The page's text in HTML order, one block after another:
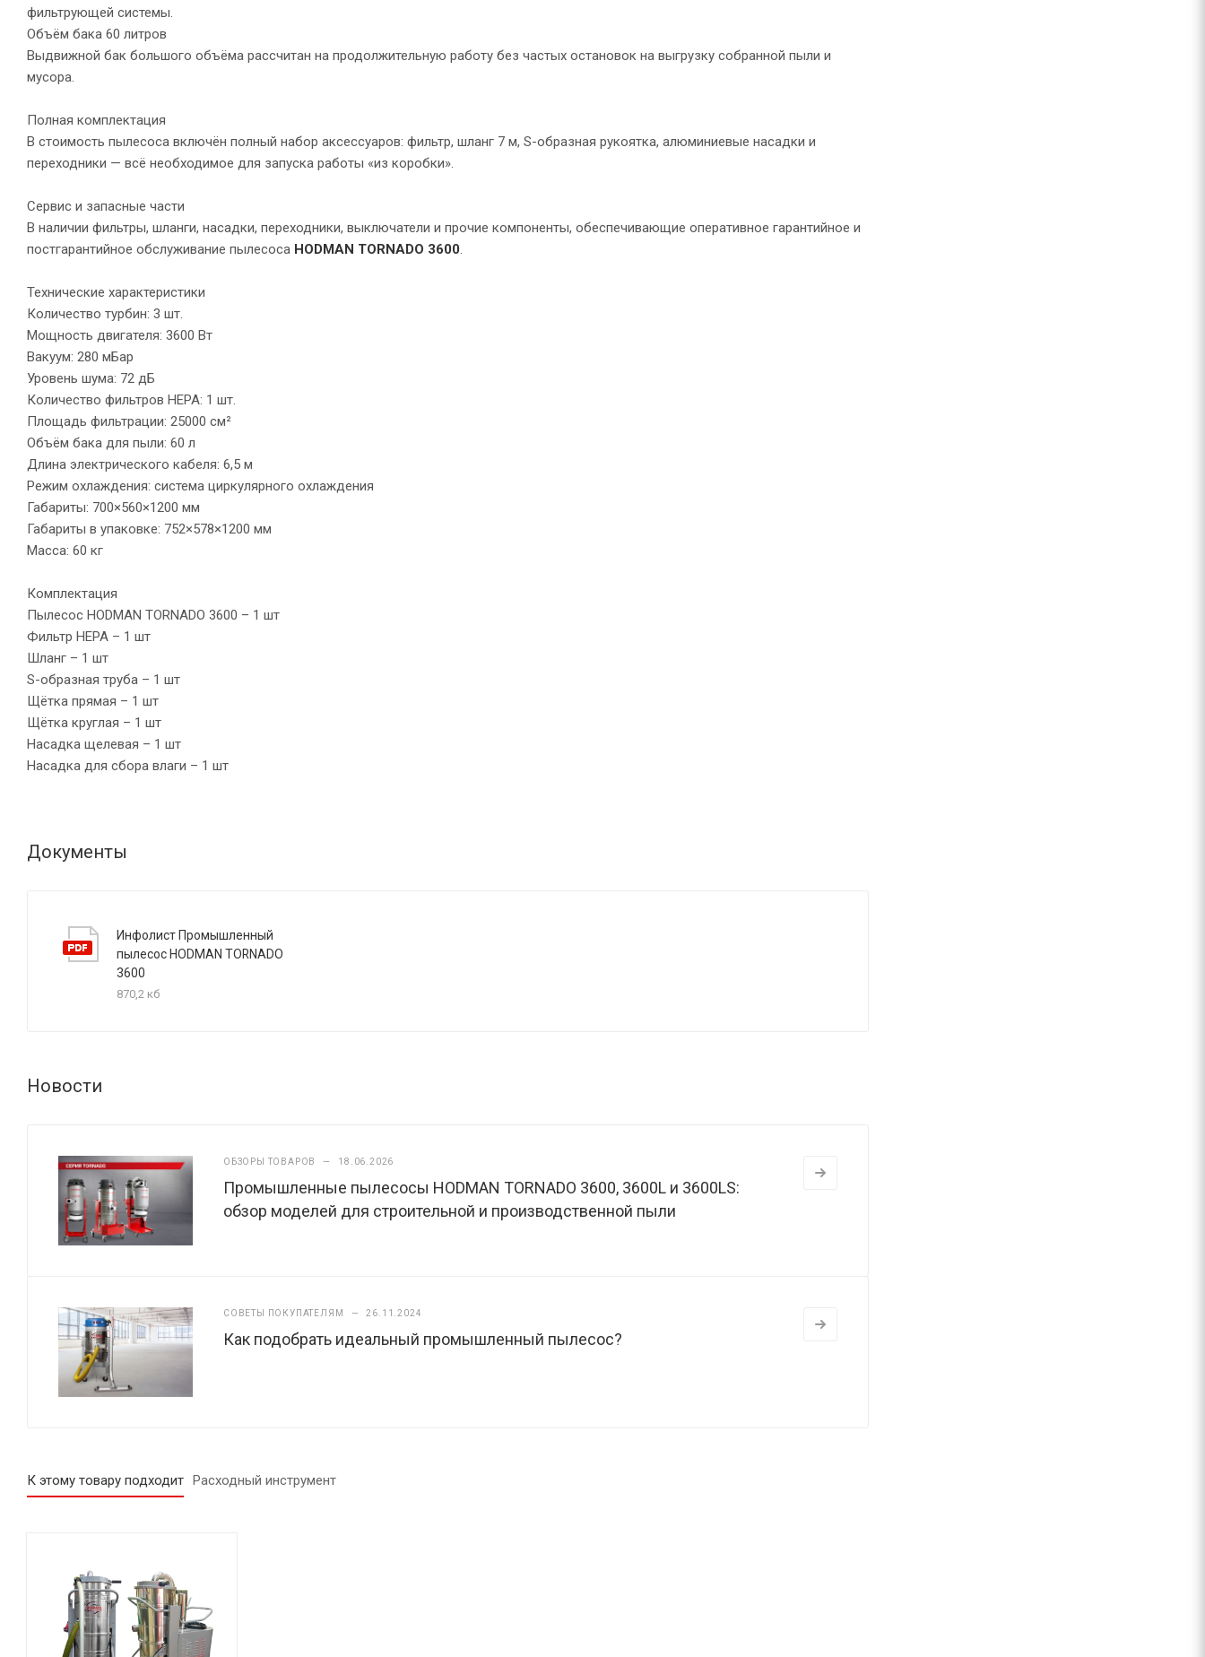
фильтрующей системы.
Объём бака 60 литров
Выдвижной бак большого объёма рассчитан на продолжительную работу без частых остановок на выгрузку собранной пыли и
мусора.
Полная комплектация
В стоимость пылесоса включён полный набор аксессуаров: фильтр, шланг 7 м, S-образная рукоятка, алюминиевые насадки и
переходники — всё необходимое для запуска работы «из коробки».
Сервис и запасные части
В наличии фильтры, шланги, насадки, переходники, выключатели и прочие компоненты, обеспечивающие оперативное гарантийное и
постгарантийное обслуживание пылесоса HODMAN TORNADO 3600.
Технические характеристики
Количество турбин: 3 шт.
Мощность двигателя: 3600 Вт
Вакуум: 280 мБар
Уровень шума: 72 дБ
Количество фильтров HEPA: 1 шт.
Площадь фильтрации: 25000 см²
Объём бака для пыли: 60 л
Длина электрического кабеля: 6,5 м
Режим охлаждения: система циркулярного охлаждения
Габариты: 700×560×1200 мм
Габариты в упаковке: 752×578×1200 мм
Масса: 60 кг
Комплектация
Пылесос HODMAN TORNADO 3600 – 1 шт
Фильтр HEPA – 1 шт
Шланг – 1 шт
S-образная труба – 1 шт
Щётка прямая – 1 шт
Щётка круглая – 1 шт
Насадка щелевая – 1 шт
Насадка для сбора влаги – 1 шт
Документы
Инфолист Промышленный
пылесос HODMAN TORNADO
3600
870,2 кб
Новости
ОБЗОРЫ ТОВАРОВ — 18.06.2026
Промышленные пылесосы HODMAN TORNADO 3600, 3600L и 3600LS:
обзор моделей для строительной и производственной пыли
СОВЕТЫ ПОКУПАТЕЛЯМ — 26.11.2024
Как подобрать идеальный промышленный пылесос?
К этому товару подходит Расходный инструмент